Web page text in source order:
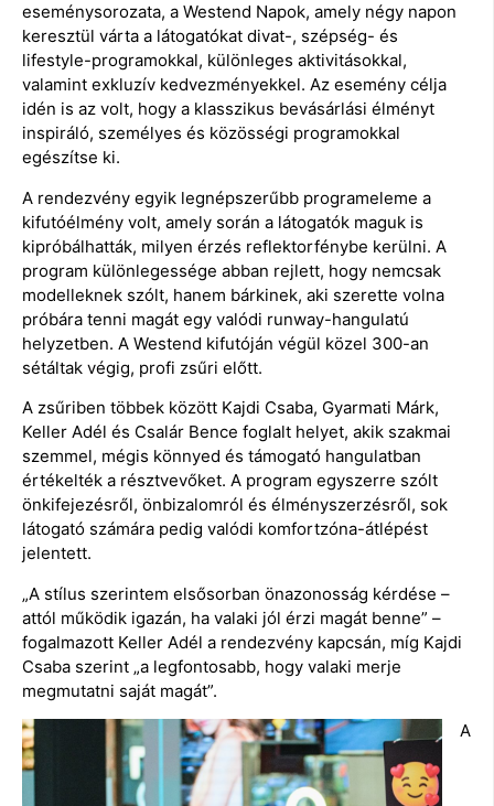
eseménysorozata, a Westend Napok, amely négy napon
keresztül várta a látogatókat divat-, szépség- és
lifestyle-programokkal, különleges aktivitásokkal,
valamint exkluzív kedvezményekkel. Az esemény célja
idén is az volt, hogy a klasszikus bevásárlási élményt
inspiráló, személyes és közösségi programokkal
egészítse ki.
A rendezvény egyik legnépszerűbb programeleme a
kifutóélmény volt, amely során a látogatók maguk is
kipróbálhatták, milyen érzés reflektorfénybe kerülni. A
program különlegessége abban rejlett, hogy nemcsak
modelleknek szólt, hanem bárkinek, aki szerette volna
próbára tenni magát egy valódi runway-hangulatú
helyzetben. A Westend kifutóján végül közel 300-an
sétáltak végig, profi zsűri előtt.
A zsűriben többek között Kajdi Csaba, Gyarmati Márk,
Keller Adél és Csalár Bence foglalt helyet, akik szakmai
szemmel, mégis könnyed és támogató hangulatban
értékelték a résztvevőket. A program egyszerre szólt
önkifejezésről, önbizalomról és élményszerzésről, sok
látogató számára pedig valódi komfortzóna-átlépést
jelentett.
„A stílus szerintem elsősorban önazonosság kérdése –
attól működik igazán, ha valaki jól érzi magát benne” –
fogalmazott Keller Adél a rendezvény kapcsán, míg Kajdi
Csaba szerint „a legfontosabb, hogy valaki merje
megmutatni saját magát”.
A